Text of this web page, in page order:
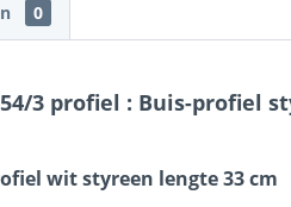
0
3 profiel : Buis-profiel
wit styreen lengte 33 cm